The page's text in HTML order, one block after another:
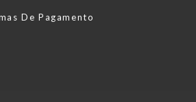
De Pagamento